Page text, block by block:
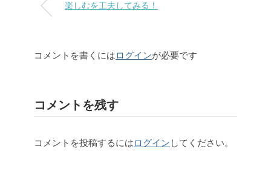
楽しむを工夫してみる！
コメントを書くにはログインが必要です
コメントを残す
コメントを投稿するにはログイン してください。